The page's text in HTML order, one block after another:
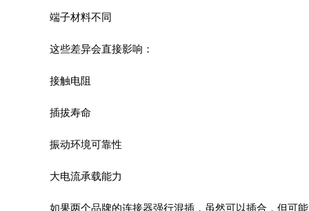
端子材料不同
这些差异会直接影响：
接触电阻
插拔寿命
振动环境可靠性
大电流承载能力
如果两个品牌的连接器强行混插，虽然可以插合，但可